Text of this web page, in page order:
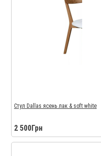
Стул Dallas ясень лак & soft white
2 500Грн